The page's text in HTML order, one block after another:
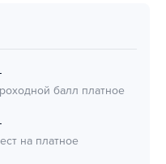
балл платное
на платное